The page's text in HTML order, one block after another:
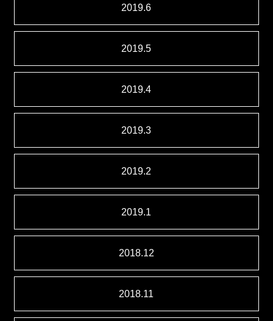
2019.6
2019.5
2019.4
2019.3
2019.2
2019.1
2018.12
2018.11